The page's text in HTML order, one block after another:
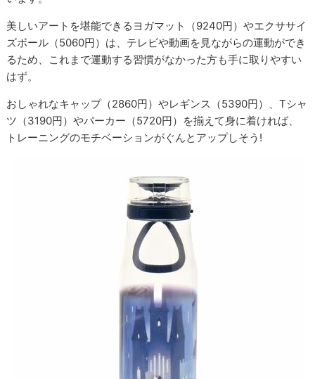
美しいアートを堪能できるヨガマット（9240円）やエクササイ
ズボール（5060円）は、テレビや動画を見ながらの運動ができ
るため、これまで運動する習慣がなかった方も手に取りやすい
はず。
おしゃれなキャップ（2860円）やレギンス（5390円）、Tシャ
ツ（3190円）やパーカー（5720円）を揃えて身に着ければ、
トレーニングのモチベーションがぐんとアップしそう!